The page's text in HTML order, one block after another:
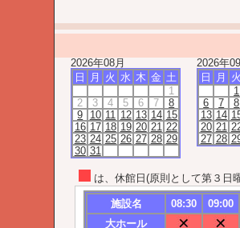
2026年08月
日
月 火 水 木 金 土
1
2
3 4 5 6 7
8
9
10 11 12 13 14 15
16 17 18 19 20 21 22
23 24 25 26 27 28 29
30 31
2026年
日
月 火
1
6
7 8
13 14
20 21
27 28
は、休館日(原則として第３日